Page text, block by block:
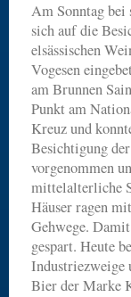
Am Sonntag bei
sich auf die
elsässischen
Vogesen
am Brunnen
Punkt am
Kreuz und
Besichtigung
vorgenommen
mittelalterliche
Häuser ragen
Gehwege.
gespart. Heute
Industriezweige
Bier der Marke